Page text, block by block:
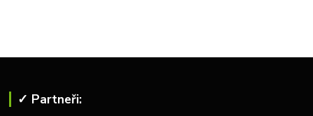
✓ Partneři: